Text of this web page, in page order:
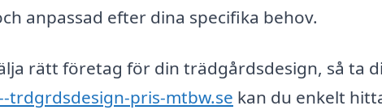
anpassad efter dina specifika behov.
rätt företag för din trädgårdsdesign, så ta
trdgrdsdesign-pris-mtbw.se kan du enkelt